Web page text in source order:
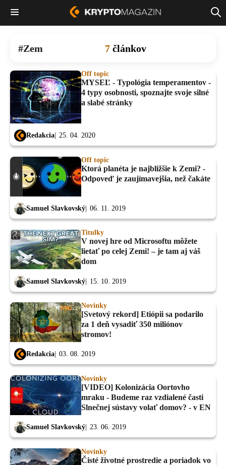
Zem 7 článkov
Off topic
MYSEĽ - Typológia temperamentov -
4 typy osobnosti, spoznajte svoje silné
a slabé stránky
Redakcia 25. 04. 2020
Off topic
Ktorá planéta je najbližšie k Zemi? -
Odpoveď je zaujímavejšia, než čakáte
Samuel Slavkovský 06. 11. 2019
Titulky
V novej hre od Microsoftu môžete
lietať po celej Zemi! – je tam aj váš
dom
Samuel Slavkovský 15. 10. 2019
Novinky
[Svetový rekord] Etiópii sa podarilo
za 1 deň vysadiť 350 miliónov
stromov!
Redakcia 03. 08. 2019
Novinky
[VIDEO] Kolonizácia Oortovho
mraku - Budeme raz vzdialené časti
Slnečnej sústavy volať domov? - v EN
Samuel Slavkovský 23. 06. 2019
Novinky
Čisté životné prostredie a poriadok vo